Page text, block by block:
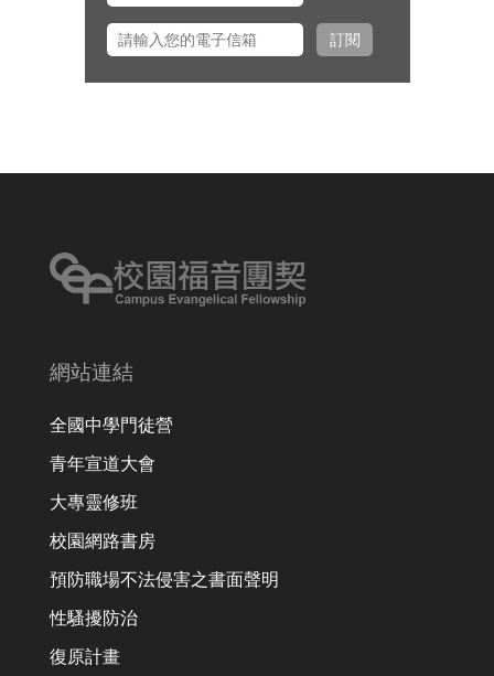
之友並舉辦校園之友會，願主看顧
訂閱
網站連結
全國中學門徒營
青年宣道大會
大專靈修班
校園網路書房
預防職場不法侵害之書面聲明
性騷擾防治
復原計畫